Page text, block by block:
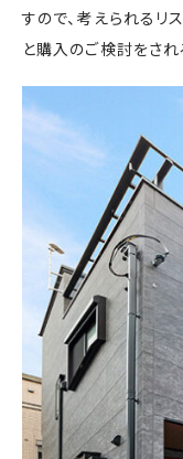
すので、考えられるリ
と購入のご検討をされ